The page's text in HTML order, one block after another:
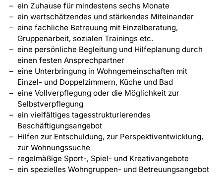
ein Zuhause für mindestens sechs Monate
ein wertschätzendes und stärkendes Miteinander
eine fachliche Betreuung mit Einzelberatung,
Gruppenarbeit, sozialen Trainings etc.
eine persönliche Begleitung und Hilfeplanung durch
einen festen Ansprechpartner
eine Unterbringung in Wohngemeinschaften mit
Einzel- und Doppelzimmern, Küche und Bad
eine Vollverpflegung oder die Möglichkeit zur
Selbstverpflegung
ein vielfältiges tagesstrukturierendes
Beschäftigungsangebot
Hilfen zur Entschuldung, zur Perspektiventwicklung,
zur Wohnungssuche
regelmäßige Sport-, Spiel- und Kreativangebote
ein spezielles Wohngruppen- und Betreuungsangebot